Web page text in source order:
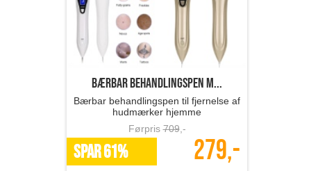
Bærbar behandlingspen m...
Bærbar behandlingspen til fjernelse af
hudmærker hjemme
Førpris709,-
SPAR 61% 279,-